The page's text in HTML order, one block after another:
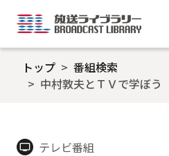
トップ
番組検索
中村敦夫とＴＶで学ぼ
tv テレビ番組